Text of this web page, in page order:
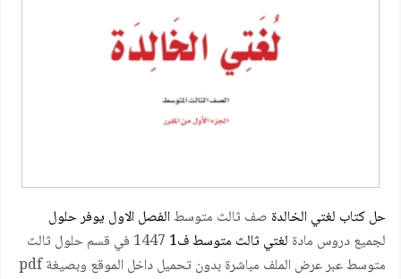
حل كتاب لغتي الخالدة صف ثالث متوسطالفصل الاول يوفر حلول
لجميع دروس مادة لغتي ثالث متوسط ف1
1447 في قسم حلول ثالث
متوسط عبر عرض الملف مباشرة بدون تحميل داخل الموقع وبصيغة pdf